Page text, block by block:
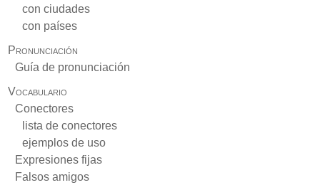
con ciudades
con países
Pronunciación
Guía de pronunciación
Vocabulario
Conectores
lista de conectores
ejemplos de uso
Expresiones fijas
Falsos amigos